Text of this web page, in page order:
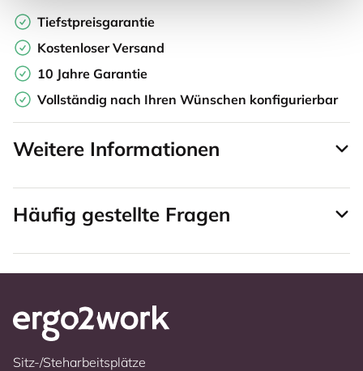
Tiefstpreisgarantie
Kostenloser Versand
10 Jahre Garantie
Vollständig nach Ihren Wünschen konfigurierbar
Weitere Informationen
Häufig gestellte Fragen
Sitz-/Steharbeitsplätze